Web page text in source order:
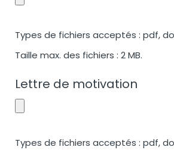
Types de fichiers acceptés : pdf,
Taille max. des fichiers : 2 MB.
Lettre de motivation
Types de fichiers acceptés : pdf,